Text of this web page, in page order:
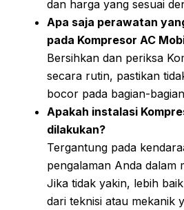
dan harga yang sesuai
Apa saja perawatan
pada Kompresor AC
Bersihkan dan periksa
secara rutin, pastikan
bocor pada bagian-
Apakah instalasi
dilakukan?
Tergantung pada
pengalaman Anda dalam
Jika tidak yakin, lebih
dari teknisi atau mekanik